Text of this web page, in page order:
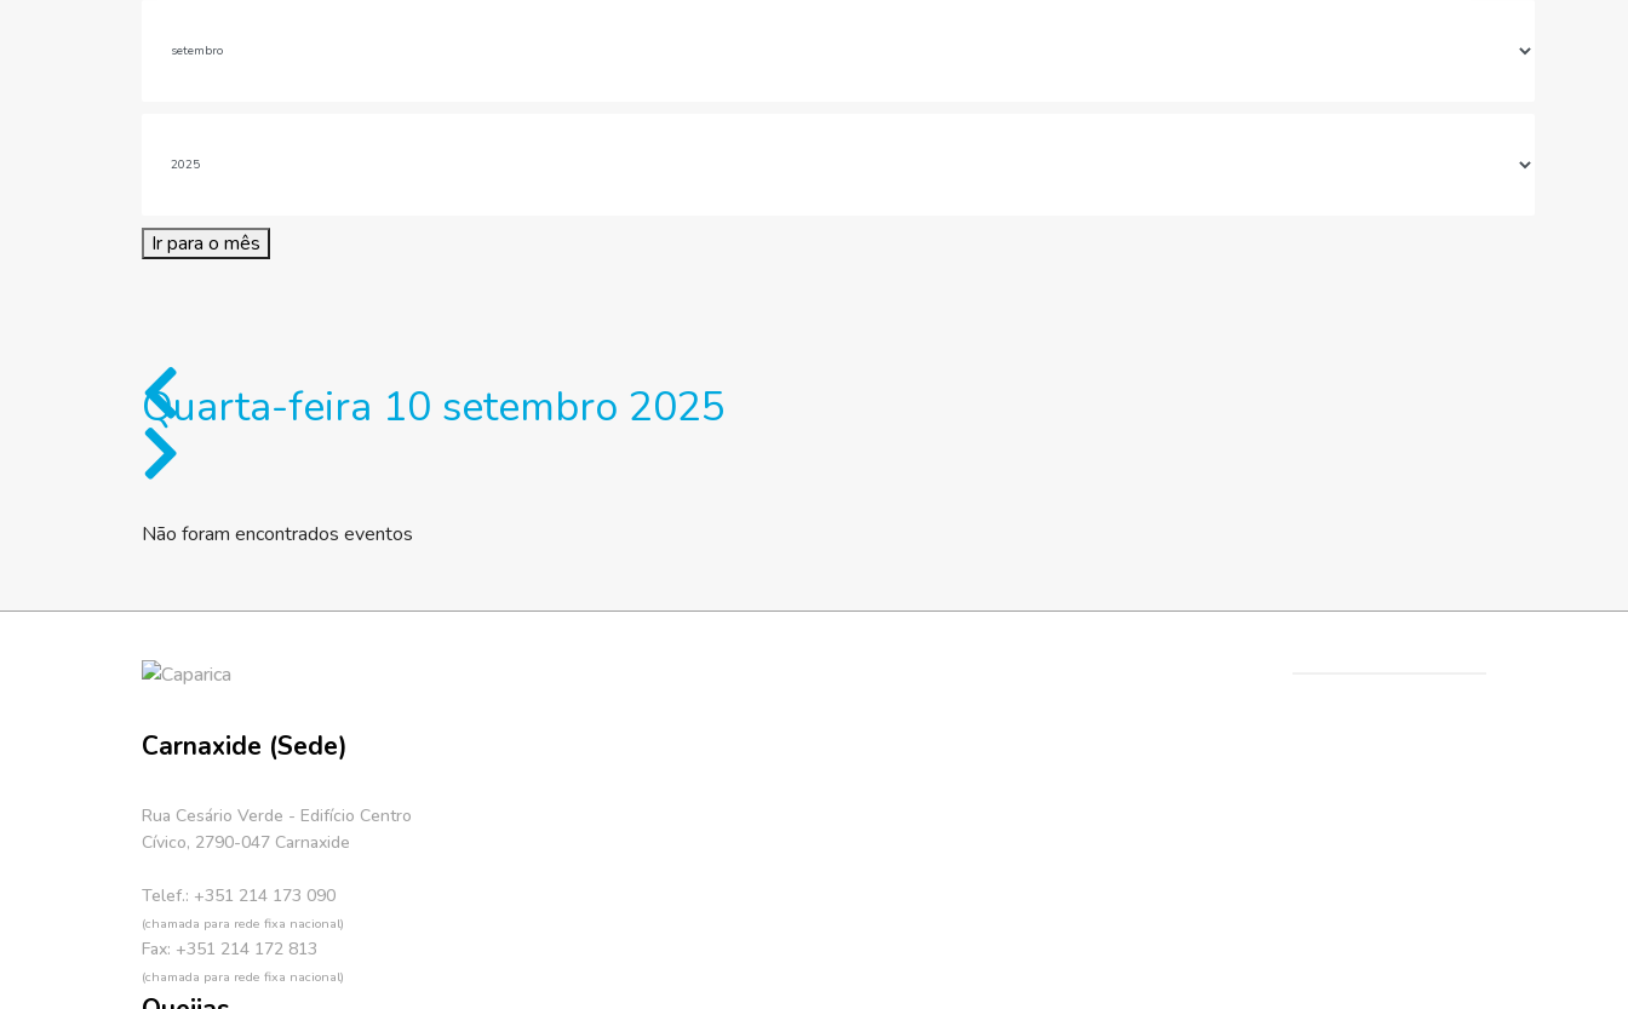
Ir para o mês
Quarta-feira 10 setembro 2025
Não foram encontrados eventos
Carnaxide (Sede)
Rua Cesário Verde - Edifício Centro
Cívico, 2790-047 Carnaxide
Telef.: +351 214 173 090
(chamada para rede fixa nacional)
Fax: +351 214 172 813
(chamada para rede fixa nacional)